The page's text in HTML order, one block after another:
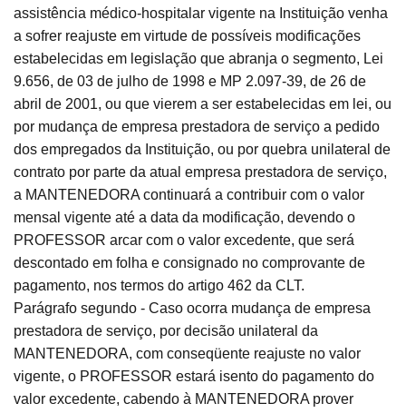
assistência médico-hospitalar vigente na Instituição venha
a sofrer reajuste em virtude de possíveis modificações
estabelecidas em legislação que abranja o segmento, Lei
9.656, de 03 de julho de 1998 e MP 2.097-39, de 26 de
abril de 2001, ou que vierem a ser estabelecidas em lei, ou
por mudança de empresa prestadora de serviço a pedido
dos empregados da Instituição, ou por quebra unilateral de
contrato por parte da atual empresa prestadora de serviço,
a MANTENEDORA continuará a contribuir com o valor
mensal vigente até a data da modificação, devendo o
PROFESSOR arcar com o valor excedente, que será
descontado em folha e consignado no comprovante de
pagamento, nos termos do artigo 462 da CLT.
Parágrafo segundo - Caso ocorra mudança de empresa
prestadora de serviço, por decisão unilateral da
MANTENEDORA, com conseqüente reajuste no valor
vigente, o PROFESSOR estará isento do pagamento do
valor excedente, cabendo à MANTENEDORA prover